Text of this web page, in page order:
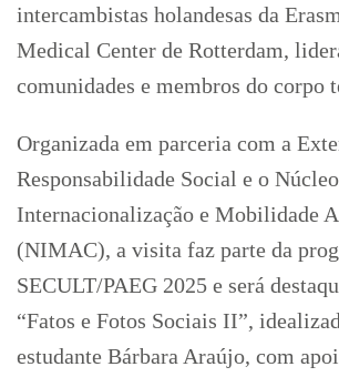
intercambistas holandesas da
Medical Center de Rotterdam,
comunidades e membros do corpo
Organizada em parceria com a
Responsabilidade Social e o
Internacionalização e Mobilidade
(NIMAC), a visita faz parte da
SECULT/PAEG 2025 e será
“Fatos e Fotos Sociais II”,
estudante Bárbara Araújo, com